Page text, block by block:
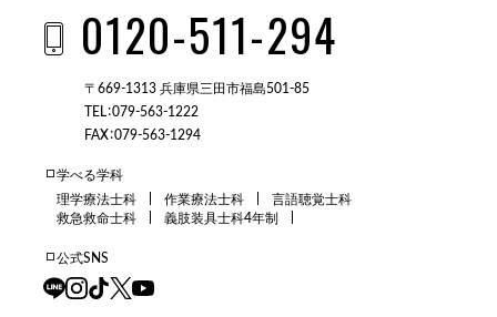
0120-511-294
〒669-1313 兵庫県三田市福島501-85
TEL：079-563-1222
FAX：079-563-1294
学べる学科
理学療法士科
作業療法士科
言語聴覚士科
救急救命士科
義肢装具士科4年制
公式SNS